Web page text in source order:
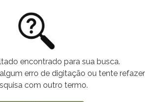
encontrado para sua busca.
erro de digitação ou tente refazer
com outro termo.